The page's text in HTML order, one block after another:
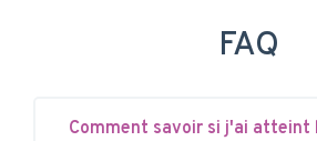
FAQ
Comment savoir si j'ai atteint